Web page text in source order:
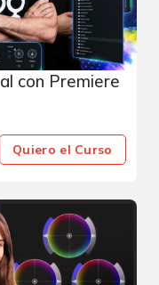
con Premiere
Quiero el Curso